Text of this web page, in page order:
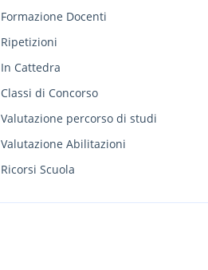
Formazione Docenti
Ripetizioni
In Cattedra
Classi di Concorso
Valutazione percorso di studi
Valutazione Abilitazioni
Ricorsi Scuola